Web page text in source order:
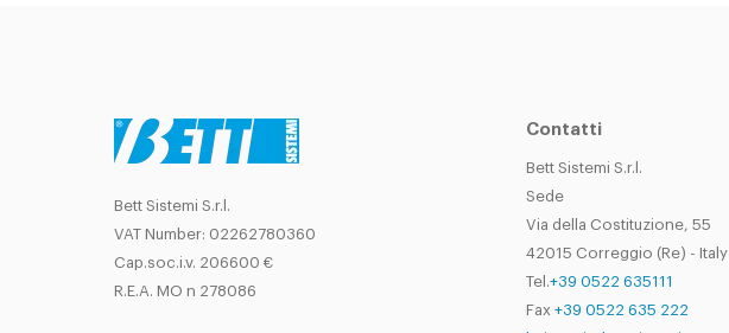
Bett Sistemi S.r.l.
VAT Number: 02262780360
Cap.soc.i.v. 206600 €
R.E.A. MO n 278086
Contatti
Bett Sistemi S.r.l.
Sede
Via della Costituzione, 55
42015 Correggio (Re) - Italy
Tel.+39 0522 635111
Fax +39 0522 635 222